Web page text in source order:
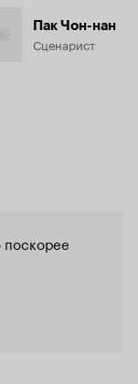
Пак Чон-нан
Сценарист
поскорее